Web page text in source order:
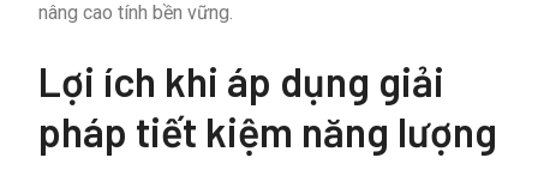
nâng cao tính bền vững.
Lợi ích khi áp dụng giải
pháp tiết kiệm năng lượng